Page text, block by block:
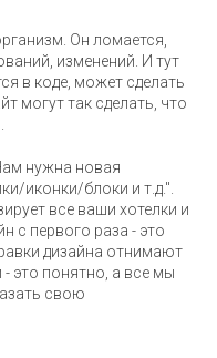
Он ломается,
изменений. И тут
в коде, может сделать
могут так сделать, что
нужна новая
иконки/блоки и т.д.".
все ваши хотелки и
с первого раза - это
дизайна отнимают
- это понятно, а все мы
свою